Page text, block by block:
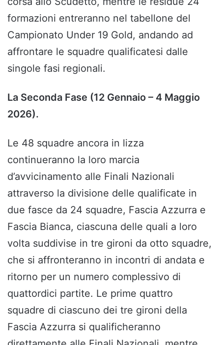
formazioni entreranno nel tabellone del
Campionato Under 19 Gold, andando ad
affrontare le squadre qualificatesi dalle
singole fasi regionali.
La Seconda Fase (12 Gennaio – 4 Maggio
2026).
Le 48 squadre ancora in lizza
continueranno la loro marcia
d’avvicinamento alle Finali Nazionali
attraverso la divisione delle qualificate in
due fasce da 24 squadre, Fascia Azzurra e
Fascia Bianca, ciascuna delle quali a loro
volta suddivise in tre gironi da otto squadre,
che si affronteranno in incontri di andata e
ritorno per un numero complessivo di
quattordici partite. Le prime quattro
squadre di ciascuno dei tre gironi della
Fascia Azzurra si qualificheranno